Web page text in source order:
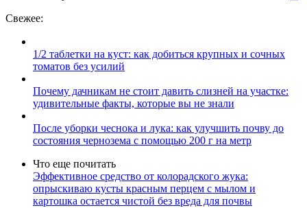
Свежее:
1/2 таблетки на куст: как добиться крупных и сочных
томатов без усилий
Почему дачникам не стоит давить слизней на участке:
удивительные факты, которые вы не знали
После уборки чеснока и лука: как улучшить почву до
состояния чернозема с помощью 200 г на метр
Что еще почитать
Эффективное средство от колорадского жука:
опрыскиваю кусты красным перцем с мылом и
картошка остается чистой без вреда для почвы